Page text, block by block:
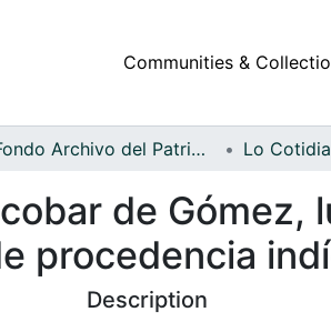
Communities &
Fondo Archivo del Patrimonio Fotográfico y Fílmico del Valle del Cauca Lo
de Gómez,
procedencia
Description